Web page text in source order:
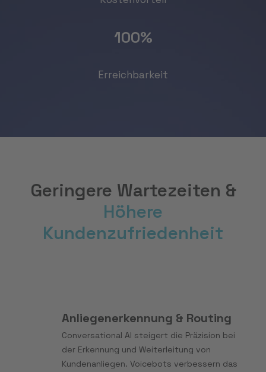
100%
Erreichbarkeit
Geringere Wartezeiten &
Höhere
Kundenzufriedenheit
Anliegenerkennung & Routing
Conversational AI steigert die Präzision bei
der Erkennung und Weiterleitung von
Kundenanliegen. Voicebots verbessern das